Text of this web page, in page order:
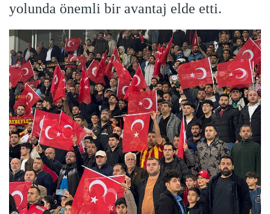
yolunda önemli bir avantaj elde etti.